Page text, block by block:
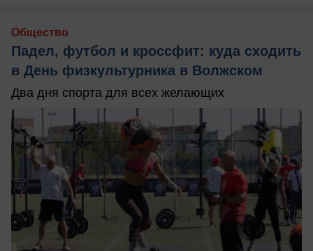
Общество
Падел, футбол и кроссфит: куда сходить
в День физкультурника в Волжском
Два дня спорта для всех желающих